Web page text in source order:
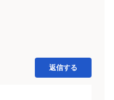
返信する